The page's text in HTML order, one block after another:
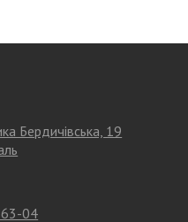
Бердичівська, 19
04